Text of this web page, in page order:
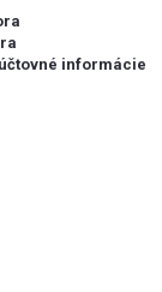
informácie